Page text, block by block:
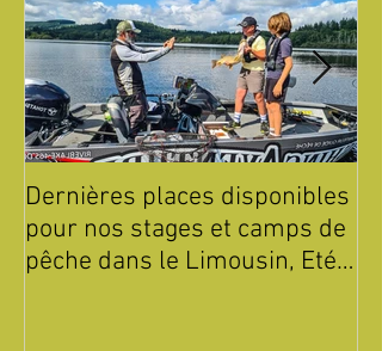
Dernières places disponibles
pour nos stages et camps de
pêche dans le Limousin, Eté